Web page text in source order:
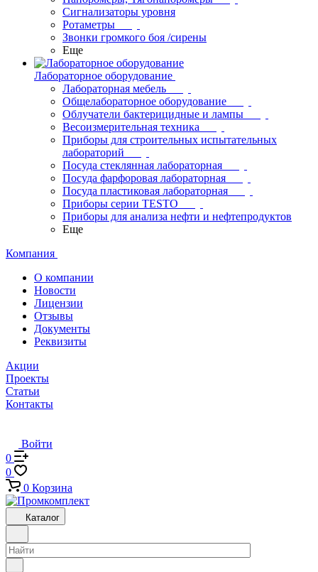
Сигнализаторы уровня
Ротаметры
Звонки громкого боя /сирены
Еще
Лабораторное оборудование
Лабораторная мебель
Общелабораторное оборудование
Облучатели бактерицидные и лампы
Весоизмерительная техника
Приборы для строительных испытательных
лабораторий
Посуда стеклянная лабораторная
Посуда фарфоровая лабораторная
Посуда пластиковая лабораторная
Приборы серии TESTO
Приборы для анализа нефти и нефтепродуктов
Еще
Компания
О компании
Новости
Лицензии
Отзывы
Документы
Реквизиты
Акции
Проекты
Статьи
Контакты
Войти
0
0
0 Корзина
Каталог